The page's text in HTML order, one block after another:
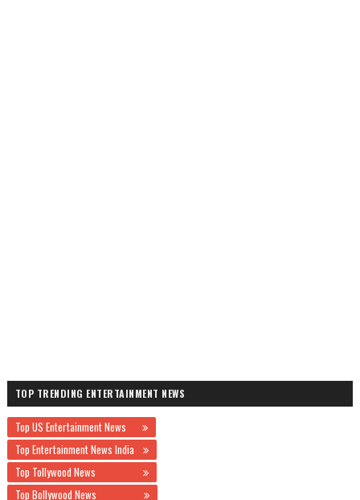
TOP TRENDING ENTERTAINMENT NEWS
Top US Entertainment News
Top Entertainment News India
Top Tollywood News
Top Bollywood News